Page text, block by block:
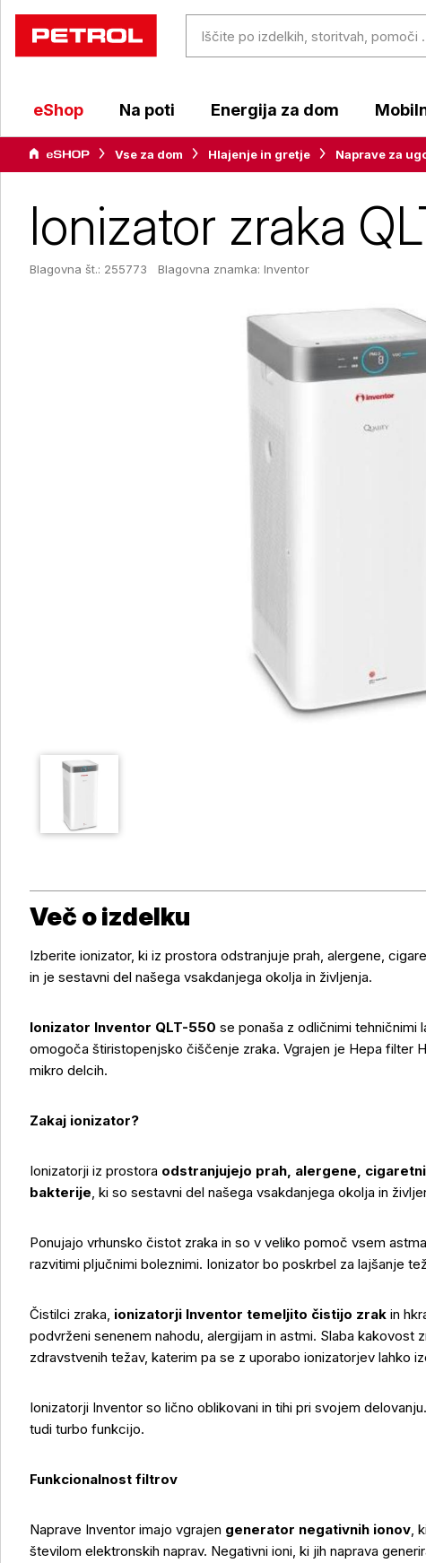
eShop Na poti Energija za dom
Vse za dom Hlajenje in gretje Naprave za
Ionizator zraka
Blagovna št.: 255773 Blagovna znamka: Inventor
Več o izdelku
Več o izdelku
Izberite ionizator, ki iz prostora odstranjuje prah, alergene,
in je sestavni del našega vsakdanjega okolja in življenja.
Ionizator Inventor QLT-550 se ponaša z odličnimi tehničnimi
omogoča štiristopenjsko čiščenje zraka. Vgrajen je Hepa filter
mikro delcih.
Zakaj ionizator?
Ionizatorji iz prostora odstranjujejo prah, alergene,
bakterije, ki so sestavni del našega vsakdanjega okolja in
Ponujajo vrhunsko čistot zraka in so v veliko pomoč vsem
razvitimi pljučnimi boleznimi. Ionizator bo poskrbel za lajšanje
Čistilci zraka, ionizatorji Inventor temeljito čistijo zrak in
podvrženi senenem nahodu, alergijam in astmi. Slaba kakovost
zdravstvenih težav, katerim pa se z uporabo ionizatorjev lahko
Ionizatorji Inventor so lično oblikovani in tihi pri svojem
tudi turbo funkcijo.
Funkcionalnost filtrov
Naprave Inventor imajo vgrajen generator negativnih ionov,
številom elektronskih naprav. Negativni ioni, ki jih naprava